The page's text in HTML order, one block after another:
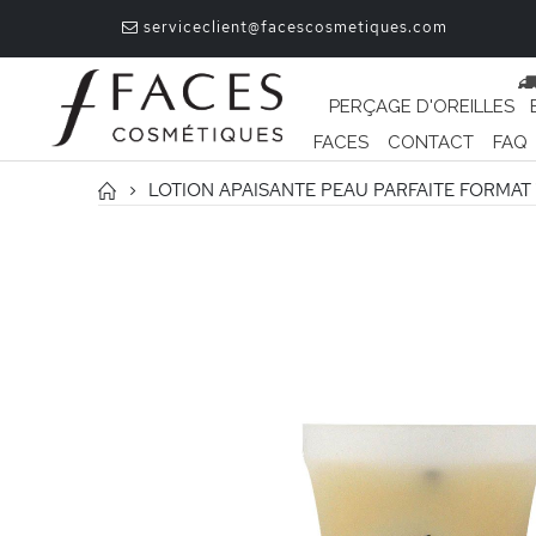
serviceclient@facescosmetiques.com
PERÇAGE D'OREILLES
FACES
CONTACT FAQ
LOTION APAISANTE PEAU PARFAITE